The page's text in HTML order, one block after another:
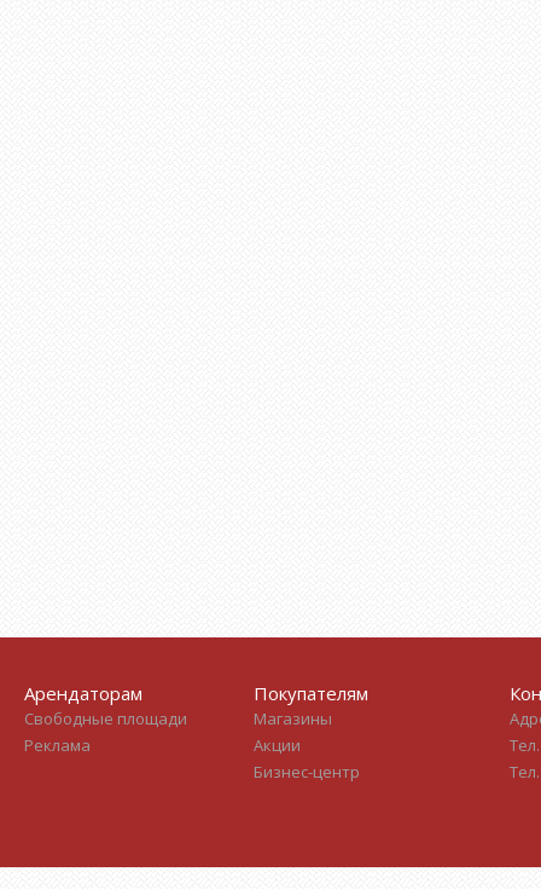
Арендаторам
Свободные площади
Реклама
Покупателям
Магазины
Акции
Бизнес-центр